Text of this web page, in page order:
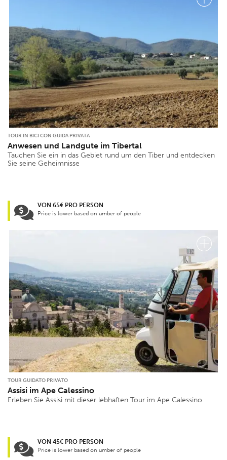
TOUR IN BICI CON GUIDA PRIVATA
Anwesen und Landgute im Tibertal
Tauchen Sie ein in das Gebiet rund um den Tiber und entdecken
Sie seine Geheimnisse
VON 65€ PRO PERSON
Price is lower based on umber of people
TOUR GUIDATO PRIVATO
Assisi im Ape Calessino
Erleben Sie Assisi mit dieser lebhaften Tour im Ape Calessino.
VON 45€ PRO PERSON
Price is lower based on umber of people